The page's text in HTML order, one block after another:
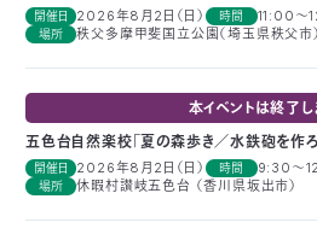
で
活
動
を
本
然
保
活
紹
介
然
観
支
援
企
開催日 2026年8月2日（日） 時間 11:00～
場所 秩父多摩甲斐国立公園（埼玉県秩父市）
本イベントは終了し
五色台自然楽校「夏の森歩き／水鉄砲を作ろ
開催日 2026年8月2日（日） 時間 9:30～
場所 休暇村讃岐五色台 （香川県坂出市）